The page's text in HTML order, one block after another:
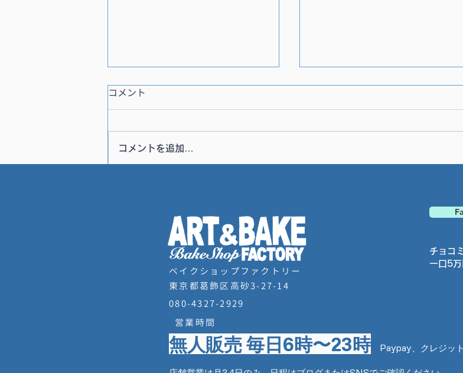
コメント
コメントを追加…
ベイクショップファクトリー
東京都葛飾区高砂3-27-14
チョコ
一口5
080-4327-2929
営業時間
無人販売 毎日6時〜23時 Paypay、クレジッ